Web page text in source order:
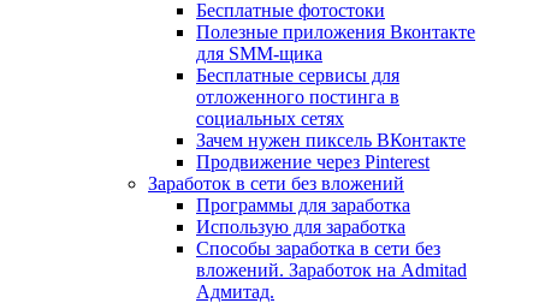
Бесплатные фотостоки
Полезные приложения Вконтакте
для SMM-щика
Бесплатные сервисы для
отложенного постинга в
социальных сетях
Зачем нужен пиксель ВКонтакте
Продвижение через Pinterest
Заработок в сети без вложений
Программы для заработка
Использую для заработка
Способы заработка в сети без
вложений. Заработок на Admitad
Адмитад.